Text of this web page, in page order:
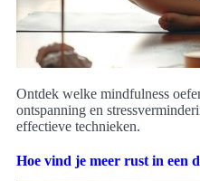
Ontdek welke mindfulness
ontspanning en
effectieve technieken.
Hoe vind je meer rust in een